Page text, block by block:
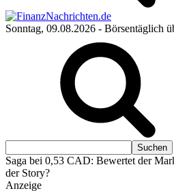
Sonntag, 09.08.2026 - Börsentäglich
Saga bei 0,53 CAD: Bewertet der
der Story?
Anzeige